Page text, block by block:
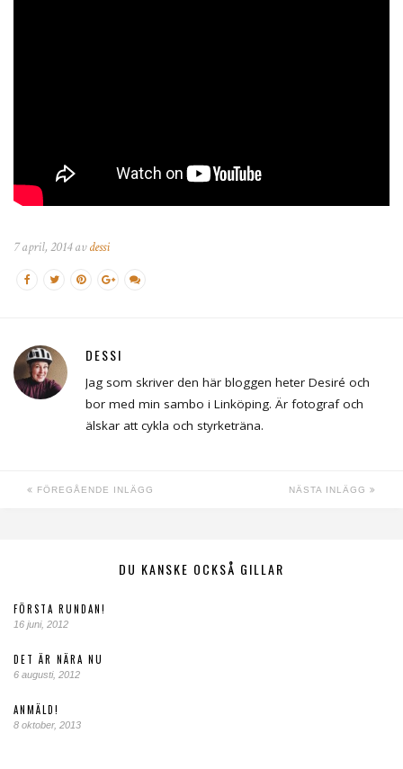
7 april, 2014 avdessi
DESSI
Jag som skriver den här bloggen heter Desiré och
bor med min sambo i Linköping. Är fotograf och
älskar att cykla och styrketräna.
FÖREGÅENDE INLÄGG NÄSTA INLÄGG
DU KANSKE OCKSÅ GILLAR
FÖRSTA RUNDAN!
16 juni, 2012
DET ÄR NÄRA NU
6 augusti, 2012
ANMÄLD!
8 oktober, 2013